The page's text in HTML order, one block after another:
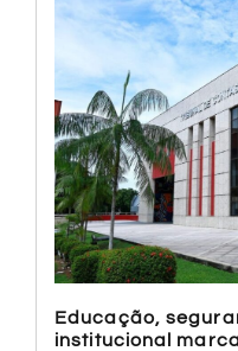
Educação,
institucional